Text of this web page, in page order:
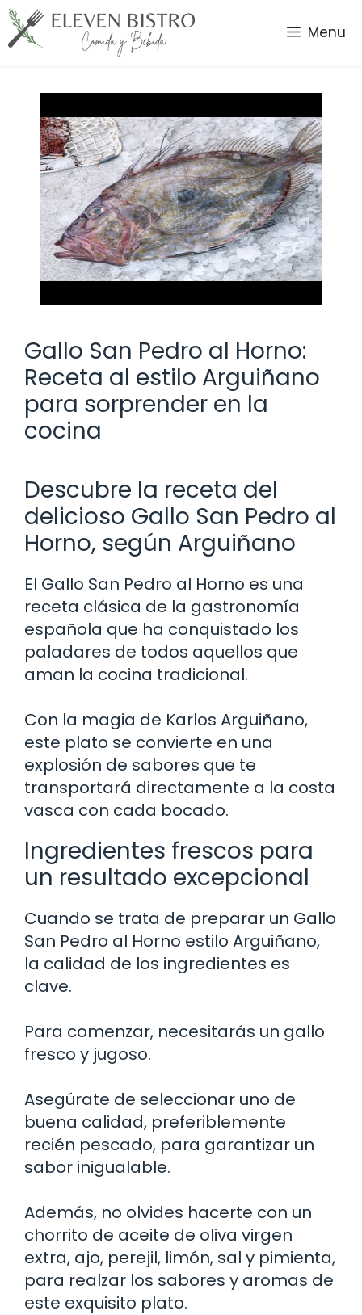
Saltar
al
contenido
Menu
Gallo San Pedro al Horno:
Receta al estilo Arguiñano
para sorprender en la
cocina
Descubre la receta del
delicioso Gallo San Pedro al
Horno, según Arguiñano
El Gallo San Pedro al Horno es una
receta clásica de la gastronomía
española que ha conquistado los
paladares de todos aquellos que
aman la cocina tradicional.
Con la magia de Karlos Arguiñano,
este plato se convierte en una
explosión de sabores que te
transportará directamente a la costa
vasca con cada bocado.
Ingredientes frescos para
un resultado excepcional
Cuando se trata de preparar un Gallo
San Pedro al Horno estilo Arguiñano,
la calidad de los ingredientes es
clave.
Para comenzar, necesitarás un gallo
fresco y jugoso.
Asegúrate de seleccionar uno de
buena calidad, preferiblemente
recién pescado, para garantizar un
sabor inigualable.
Además, no olvides hacerte con un
chorrito de aceite de oliva virgen
extra, ajo, perejil, limón, sal y pimienta,
para realzar los sabores y aromas de
este exquisito plato.